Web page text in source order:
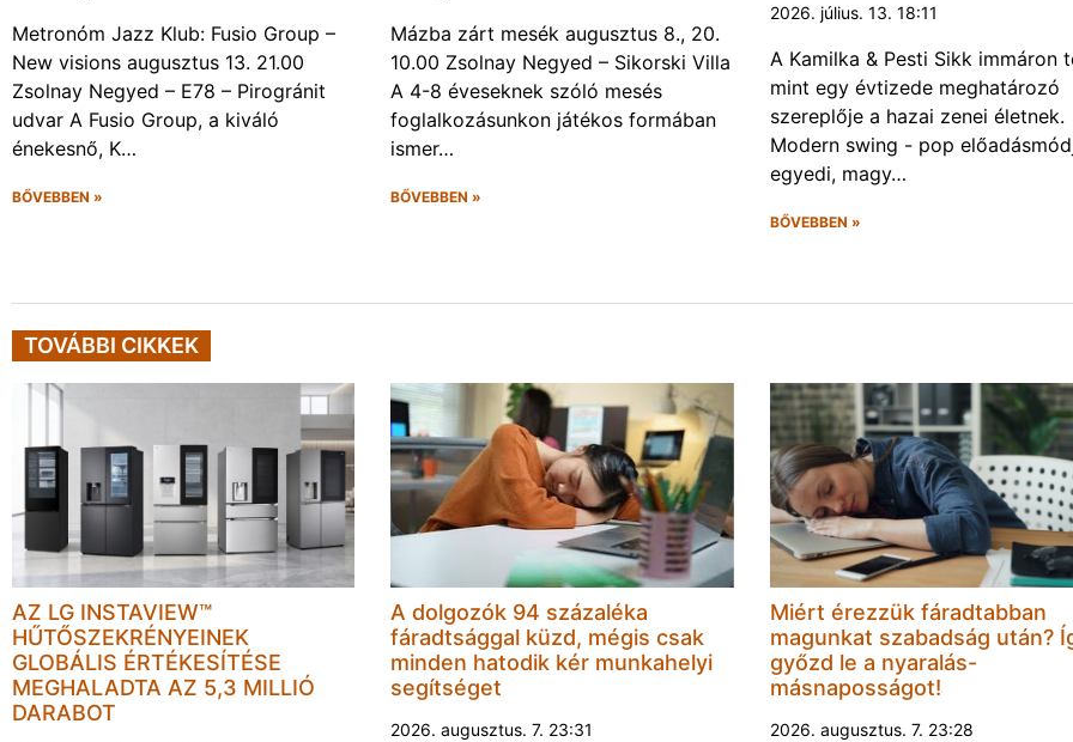
Metronóm Jazz Klub: Fusio Group –
New visions augusztus 13. 21.00
Zsolnay Negyed – E78 – Pirogránit
udvar A Fusio Group, a kiváló
énekesnő, K…
BŐVEBBEN »
Mázba zárt mesék augusztus 8., 20.
10.00 Zsolnay Negyed – Sikorski Villa
A 4-8 éveseknek szóló mesés
foglalkozásunkon játékos formában
ismer…
BŐVEBBEN »
2026. július. 13. 18:11
A Kamilka & Pesti Sikk immáron
mint egy évtizede meghatározó
szereplője a hazai zenei életnek.
Modern swing - pop
egyedi, magy…
BŐVEBBEN »
TOVÁBBI CIKKEK
AZ LG INSTAVIEW™
HŰTŐSZEKRÉNYEINEK
GLOBÁLIS ÉRTÉKESÍTÉSE
MEGHALADTA AZ 5,3 MILLIÓ
DARABOT
A dolgozók 94 százaléka
fáradtsággal küzd, mégis csak
minden hatodik kér munkahelyi
segítséget
2026. augusztus. 7. 23:31
Miért érezzük fáradtabban
magunkat szabadság után?
győzd le a nyaralás-
másnaposságot!
2026. augusztus. 7. 23:28